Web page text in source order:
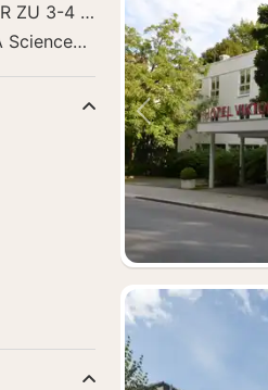
ZU 3-4 LOKALEN
ScienceCenter Ticket(2)